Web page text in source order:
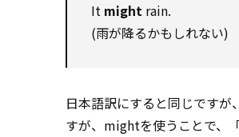
It might rain.
(雨が降るかもしれない)
日本語訳にすると同じです
すが、mightを使うことで、